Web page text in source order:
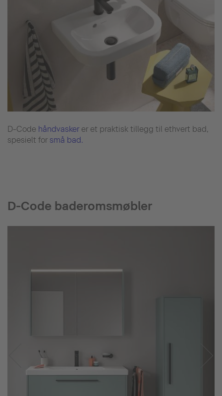
D-Code håndvasker er et praktisk tillegg til ethvert bad,
spesielt for små bad.
D-Code baderomsmøbler